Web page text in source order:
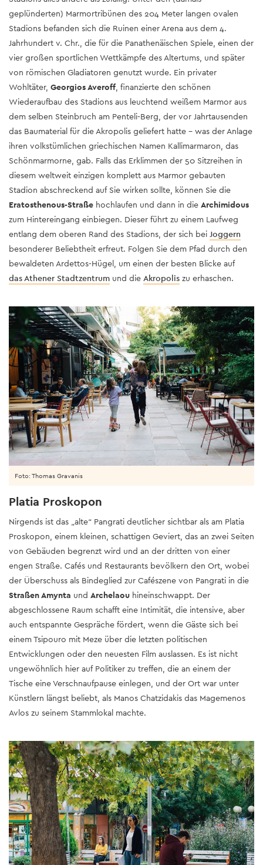
geplünderten) Marmortribünen des 204 Meter langen ovalen
Stadions befanden sich die Ruinen einer Arena aus dem 4.
Jahrhundert v. Chr., die für die Panathenäischen Spiele, einen der
vier großen sportlichen Wettkämpfe des Altertums, und später
von römischen Gladiatoren genutzt wurde. Ein privater
Wohltäter, Georgios Averoff, finanzierte den schönen
Wiederaufbau des Stadions aus leuchtend weißem Marmor aus
dem selben Steinbruch am Penteli-Berg, der vor Jahrtausenden
das Baumaterial für die Akropolis geliefert hatte – was der Anlage
ihren volkstümlichen griechischen Namen Kallimarmaron, das
Schönmarmorne, gab. Falls das Erklimmen der 50 Sitzreihen in
diesem weltweit einzigen komplett aus Marmor gebauten
Stadion abschreckend auf Sie wirken sollte, können Sie die
Eratosthenous-Straße hochlaufen und dann in die Archimidous
zum Hintereingang einbiegen. Dieser führt zu einem Laufweg
entlang dem oberen Rand des Stadions, der sich bei Joggern
besonderer Beliebtheit erfreut. Folgen Sie dem Pfad durch den
bewaldeten Ardettos-Hügel, um einen der besten Blicke auf
das Athener Stadtzentrum und die Akropolis zu erhaschen.
Platia Proskopon
Nirgends ist das „alte“ Pangrati deutlicher sichtbar als am Platia
Proskopon, einem kleinen, schattigen Geviert, das an zwei Seiten
von Gebäuden begrenzt wird und an der dritten von einer
engen Straße. Cafés und Restaurants bevölkern den Ort, wobei
der Überschuss als Bindeglied zur Cafészene von Pangrati in die
Straßen Amynta und Archelaou hineinschwappt. Der
abgeschlossene Raum schafft eine Intimität, die intensive, aber
auch entspannte Gespräche fördert, wenn die Gäste sich bei
einem Tsipouro mit Meze über die letzten politischen
Entwicklungen oder den neuesten Film auslassen. Es ist nicht
ungewöhnlich hier auf Politiker zu treffen, die an einem der
Tische eine Verschnaufpause einlegen, und der Ort war unter
Künstlern längst beliebt, als Manos Chatzidakis das Magemenos
Avlos zu seinem Stammlokal machte.
Foto: Thomas Gravanis